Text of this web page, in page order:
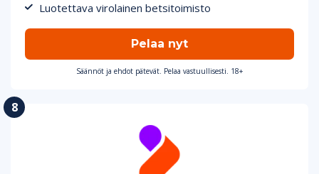
Luotettava virolainen betsitoimisto
Pelaa nyt
Säännöt ja ehdot pätevät. Pelaa vastuullisesti. 18+